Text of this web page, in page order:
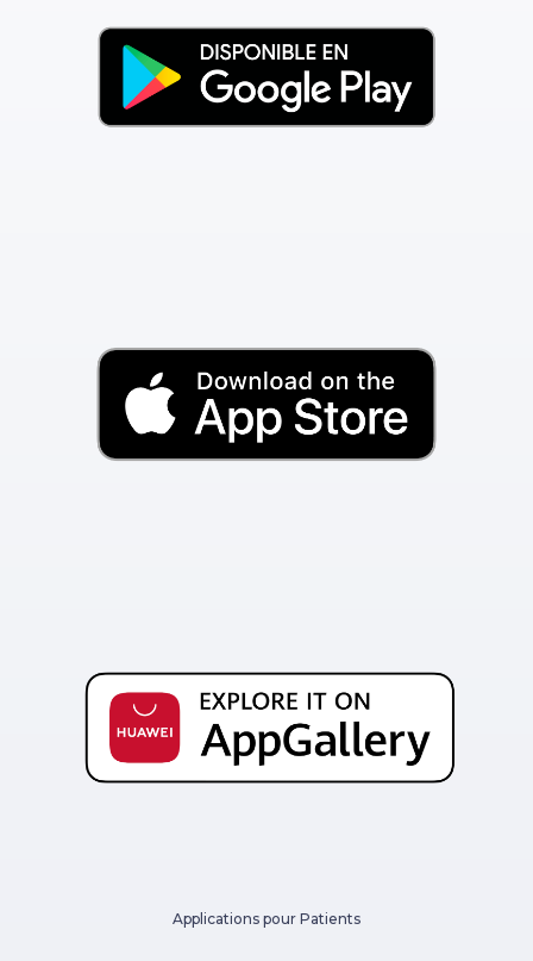
Applications pour Patients